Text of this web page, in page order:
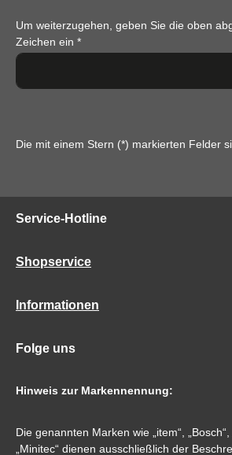
Um weiterzugehen, geben Sie die oben
Zeichen ein *
Die mit einem Stern (*) markierten Felder
Service-Hotline
Shopservice
Informationen
Folge uns
Hinweis zur Markennennung:
Die genannten Marken wie „item“,
„Minitec“ dienen ausschließlich der